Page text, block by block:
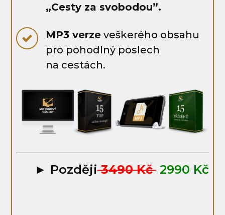
„Cesty za svobodou”.
MP3 verze veškerého obsahu
pro pohodlný poslech
na cestách.
► Později3490 Kč2990 Kč